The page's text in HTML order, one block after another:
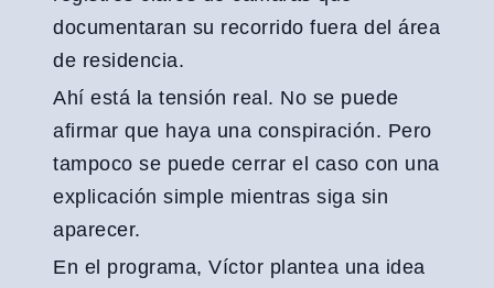
documentaran su recorrido fuera del área
de residencia.
Ahí está la tensión real. No se puede
afirmar que haya una conspiración. Pero
tampoco se puede cerrar el caso con una
explicación simple mientras siga sin
aparecer.
En el programa, Víctor plantea una idea